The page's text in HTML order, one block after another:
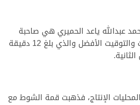
عبدالله ياعد الحميري هي صاحبة
شوط الإنتاج المهجنات والتوقيت الأفضل والذي بلغ 12 دقيقة
الإنتاج، فذهبت قمة الشوط مع